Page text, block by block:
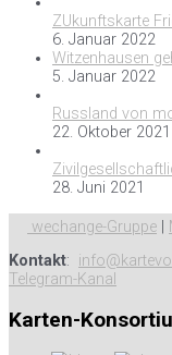
ZUkunftskarte
6. Januar 2022
Witzenhausen
5. Januar 2022
Russland von
22. Oktober 2021
28. Juni 2021
wechange-Gruppe
Kontakt:
Telegram-Kanal
Karten-